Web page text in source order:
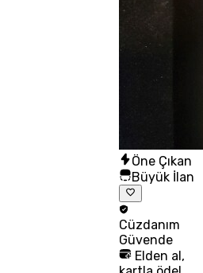
Öne Çıkan
Büyük İlan
Cüzdanım
Güvende
Elden al,